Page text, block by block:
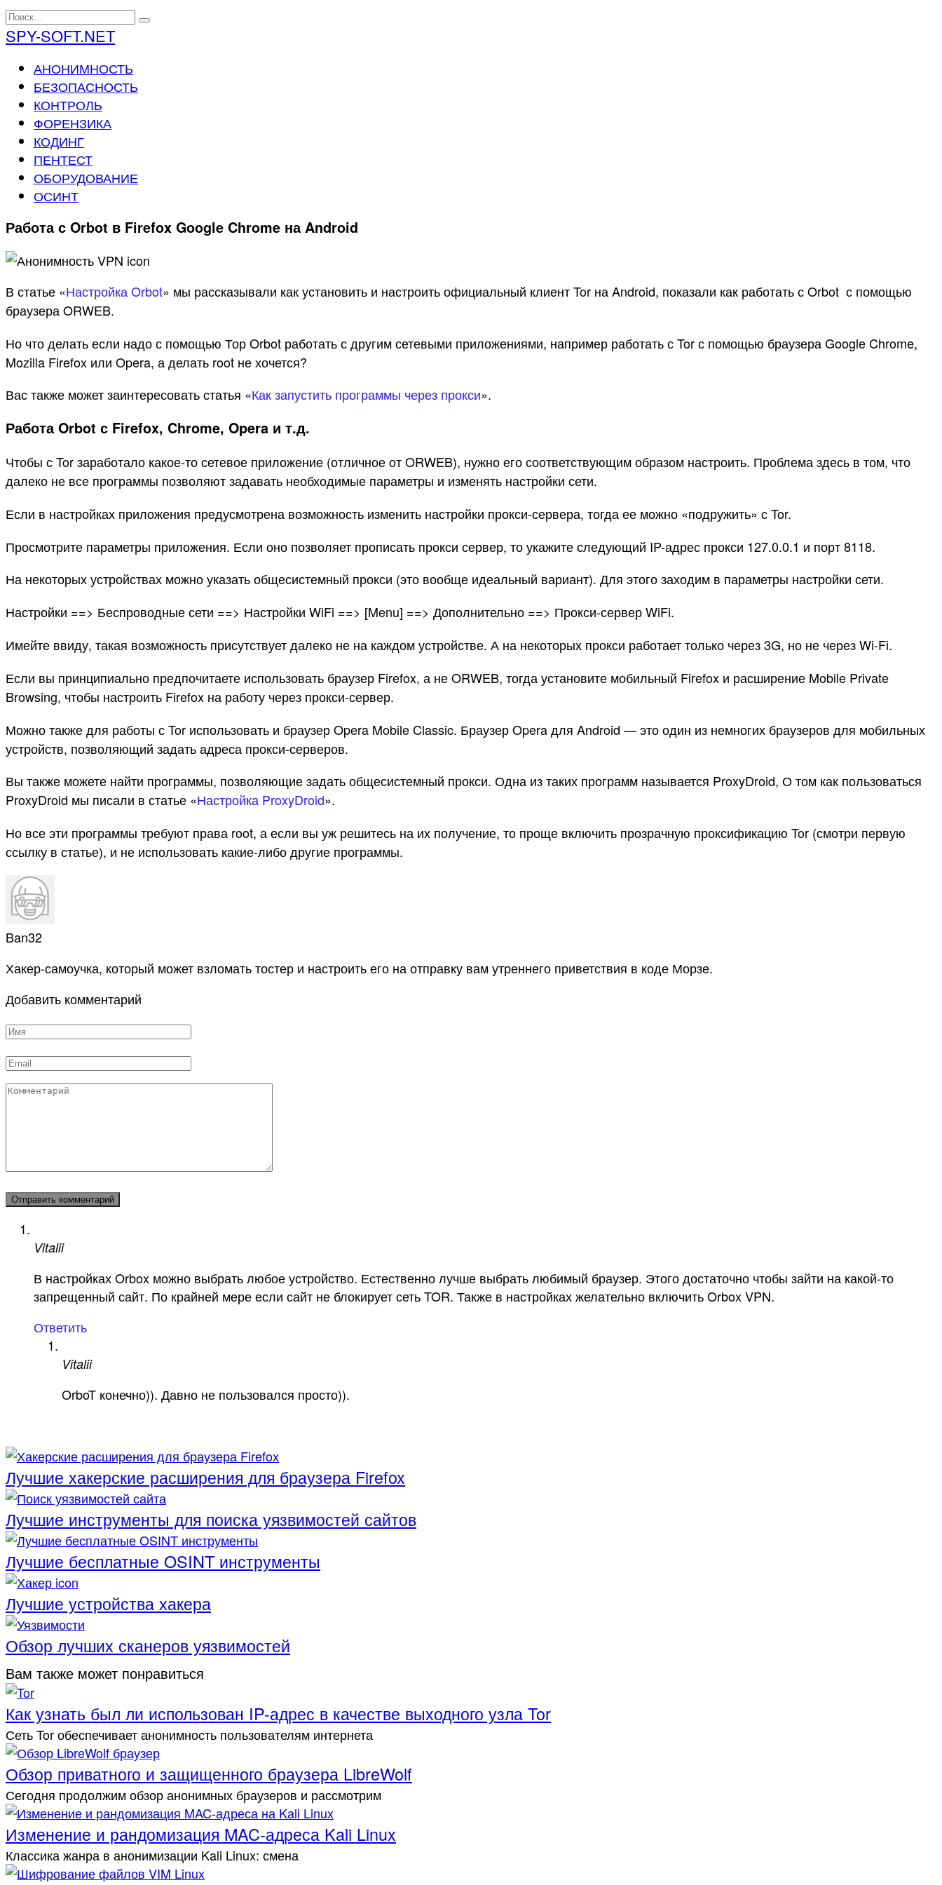
Перейти
к
содержанию
Search
for:
SPY-SOFT.NET
АНОНИМНОСТЬ
БЕЗОПАСНОСТЬ
КОНТРОЛЬ
ФОРЕНЗИКА
КОДИНГ
ПЕНТЕСТ
ОБОРУДОВАНИЕ
ОСИНТ
Работа с Orbot в Firefox Google Chrome на Android
В статье «Настройка Orbot» мы рассказывали как установить и настроить официальный клиент Tor на Android, показали как работать с Orbot с помощью
браузера ORWEB.
Но что делать если надо с помощью Тор Orbot работать с другим сетевыми приложениями, например работать с Tor с помощью браузера Google Chrome,
Mozilla Firefox или Opera, а делать root не хочется?
Вас также может заинтересовать статья «Как запустить программы через прокси».
Работа Orbot с Firefox, Chrome, Opera и т.д.
Чтобы с Tor заработало какое-то сетевое приложение (отличное от ORWEB), нужно его соответствующим образом настроить. Проблема здесь в том, что
далеко не все программы позволяют задавать необходимые параметры и изменять настройки сети.
Если в настройках приложения предусмотрена возможность изменить настройки прокси-сервера, тогда ее можно «подружить» с Tor.
Просмотрите параметры приложения. Если оно позволяет прописать прокси сервер, то укажите следующий IP-адрес прокси 127.0.0.1 и порт 8118.
На некоторых устройствах можно указать общесистемный прокси (это вообще идеальный вариант). Для этого заходим в параметры настройки сети.
Настройки ==> Беспроводные сети ==> Настройки WiFi ==> [Menu] ==> Дополнительно ==> Прокси-сервер WiFi.
Имейте ввиду, такая возможность присутствует далеко не на каждом устройстве. А на некоторых прокси работает только через 3G, но не через Wi-Fi.
Если вы принципиально предпочитаете использовать браузер Firefox, а не ORWEB, тогда установите мобильный Firefox и расширение Mobile Private
Browsing, чтобы настроить Firefox на работу через прокси-сервер.
Можно также для работы с Tor использовать и браузер Opera Mobile Classic. Браузер Opera для Android — это один из немногих браузеров для мобильных
устройств, позволяющий задать адреса прокси-серверов.
Вы также можете найти программы, позволяющие задать общесистемный прокси. Одна из таких программ называется ProxyDroid, О том как пользоваться
ProxyDroid мы писали в статье «Настройка ProxyDroid».
Но все эти программы требуют права root, а если вы уж решитесь на их получение, то проще включить прозрачную проксификацию Tor (смотри первую
ссылку в статье), и не использовать какие-либо другие программы.
Ban32
Хакер-самоучка, который может взломать тостер и настроить его на отправку вам утреннего приветствия в коде Морзе.
Добавить комментарий
Имя
Email
Комментарий
Vitalii
В настройках Orbox можно выбрать любое устройство. Естественно лучше выбрать любимый браузер. Этого достаточно чтобы зайти на какой-то
запрещенный сайт. По крайней мере если сайт не блокирует сеть TOR. Также в настройках желательно включить Orbox VPN.
Ответить
Vitalii
OrboT конечно)). Давно не пользовался просто)).
Лучшие хакерские расширения для браузера Firefox
Лучшие инструменты для поиска уязвимостей сайтов
Лучшие бесплатные OSINT инструменты
Лучшие устройства хакера
Обзор лучших сканеров уязвимостей
Вам также может понравиться
Как узнать был ли использован IP-адрес в качестве выходного узла Tor
Сеть Tor обеспечивает анонимность пользователям интернета
Обзор приватного и защищенного браузера LibreWolf
Сегодня продолжим обзор анонимных браузеров и рассмотрим
Изменение и рандомизация MAC-адреса Kali Linux
Клас­сика жан­ра в анонимизации Kali Linux: сме­на